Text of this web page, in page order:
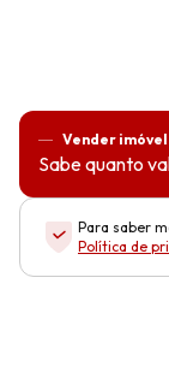
Vender imóvel
Sabe quanto
Para saber
Política de